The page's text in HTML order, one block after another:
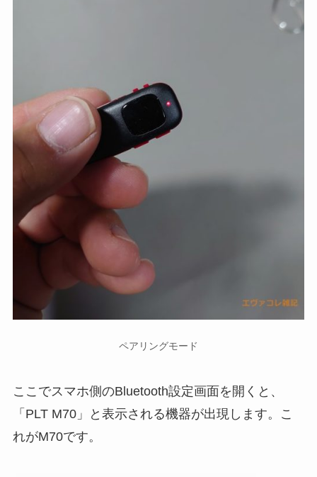
ペアリングモード
ここでスマホ側のBluetooth設定画面を開くと、
「PLT M70」と表示される機器が出現します。こ
れがM70です。